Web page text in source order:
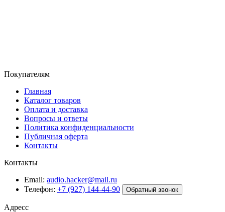
Покупателям
Главная
Каталог товаров
Оплата и доставка
Вопросы и ответы
Политика конфиденциальности
Публичная оферта
Контакты
Контакты
Email: audio.hacker@mail.ru
Телефон: +7 (927) 144-44-90 Обратный звонок
Адресс